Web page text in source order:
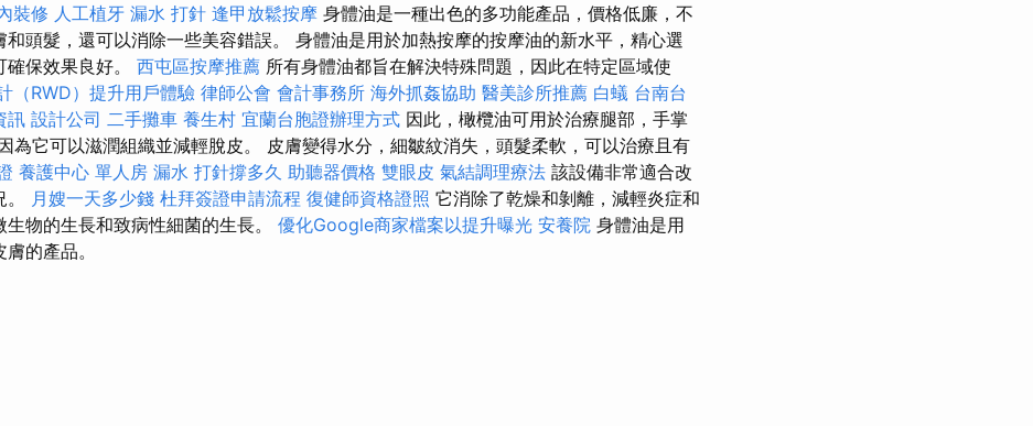
裝修 人工植牙 漏水 打針 逢甲放鬆按摩 身體油是一種出色的多功能產品，價格低廉，不
和頭髮，還可以消除一些美容錯誤。 身體油是用於加熱按摩的按摩油的新水平，精心選
保效果良好。 西屯區按摩推薦 所有身體油都旨在解決特殊問題，因此在特定區域使
（RWD）提升用戶體驗 律師公會 會計事務所 海外抓姦協助 醫美診所推薦 白蟻 台南台
訊 設計公司 二手攤車 養生村 宜蘭台胞證辦理方式 因此，橄欖油可用於治療腿部，手掌
為它可以滋潤組織並減輕脫皮。 皮膚變得水分，細皺紋消失，頭髮柔軟，可以治療且有
養護中心 單人房 漏水 打針撐多久 助聽器價格 雙眼皮 氣結調理療法 該設備非常適合改
月嫂一天多少錢 杜拜簽證申請流程 復健師資格證照 它消除了乾燥和剝離，減輕炎症和
物的生長和致病性細菌的生長。 優化Google商家檔案以提升曝光 安養院 身體油是用
的產品。